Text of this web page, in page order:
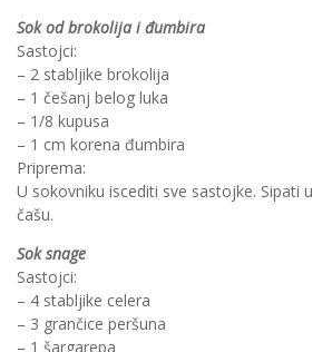
Sok od brokolija i đumbira
Sastojci:
– 2 stabljike brokolija
– 1 češanj belog luka
– 1/8 kupusa
– 1 cm korena đumbira
Priprema:
U sokovniku iscediti sve sastojke. Sipati u
čašu.
Sok snage
Sastojci:
– 4 stabljike celera
– 3 grančice peršuna
– 1 šargarepa